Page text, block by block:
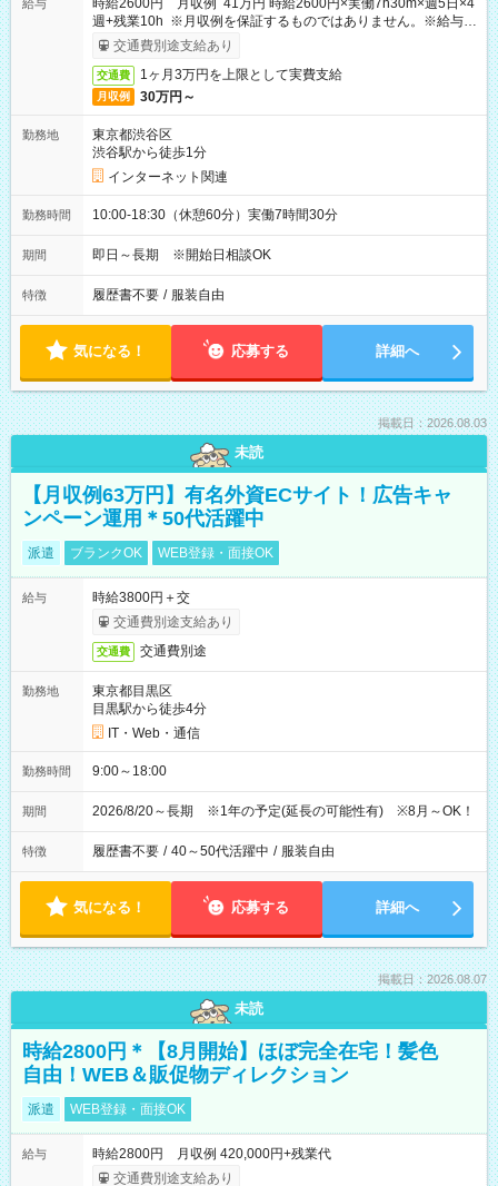
給与
時給2600円 月収例 41万円 時給2600円×実働7h30m×週5日×4
週+残業10h ※月収例を保証するものではありません。※給与即
受取りサービス利用可（利用条件有）
交通費別途支給あり
交通費 1ヶ月3万円を上限として実費支給
月収例 30万円～
勤務地
東京都渋谷区
渋谷駅から徒歩1分
インターネット関連
勤務時間 10:00-18:30（休憩60分）実働7時間30分
期間 即日～長期 ※開始日相談OK
特徴 履歴書不要 / 服装自由
気になる！ 応募する 詳細へ
掲載日：2026.08.03
未読
【月収例63万円】有名外資ECサイト！広告キャ
ンペーン運用＊50代活躍中
派遣 ブランクOK WEB登録・面接OK
給与
時給3800円＋交
交通費別途支給あり
交通費 交通費別途
勤務地
東京都目黒区
目黒駅から徒歩4分
IT・Web・通信
勤務時間 9:00～18:00
期間 2026/8/20～長期 ※1年の予定(延長の可能性有) ※8月～OK！
特徴 履歴書不要 / 40～50代活躍中 / 服装自由
気になる！ 応募する 詳細へ
掲載日：2026.08.07
未読
時給2800円＊【8月開始】ほぼ完全在宅！髪色
自由！WEB＆販促物ディレクション
派遣 WEB登録・面接OK
給与
時給2800円 月収例 420,000円+残業代
交通費別途支給あり